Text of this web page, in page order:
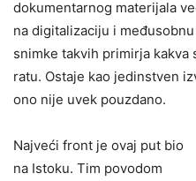
dokumentarnog materijala
na digitalizaciju i
snimke takvih primirja kakva
ratu. Ostaje kao jedinstven
ono nije uvek pouzdano.
Najveći front je ovaj put bio
na Istoku. Tim povodom